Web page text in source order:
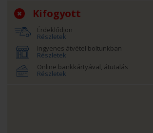
Kifogyott
Érdeklődjön
Részletek
Ingyenes átvétel boltunkban
Részletek
Online bankkártyával, átutalás
Részletek